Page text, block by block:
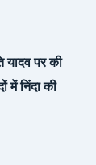
यादव पर की
में निंदा की